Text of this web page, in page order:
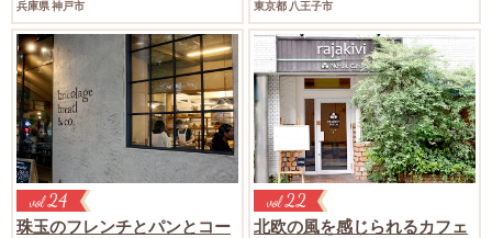
兵庫県 神戸市
東京都 八王子市
vol24
珠玉のフレンチとパンとコー
vol22
北欧の風を感じられるカフェ